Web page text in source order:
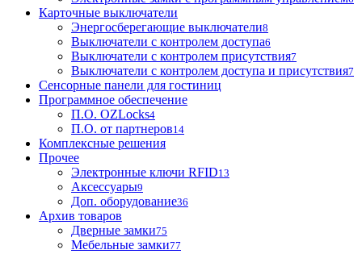
Карточные выключатели
Энергосберегающие выключатели8
Выключатели с контролем доступа6
Выключатели с контролем присутствия7
Выключатели с контролем доступа и присутствия7
Сенсорные панели для гостиниц
Программное обеспечение
П.О. OZLocks4
П.О. от партнеров14
Комплексные решения
Прочее
Электронные ключи RFID13
Аксессуары9
Доп. оборудование36
Архив товаров
Дверные замки75
Мебельные замки77